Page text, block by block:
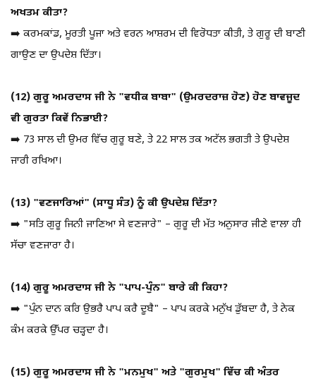
ਅਖਤਮ ਕੀਤਾ?
➡️ ਕਰਮਕਾਂਡ, ਮੂਰਤੀ ਪੂਜਾ ਅਤੇ ਵਰਨ ਆਸ਼ਰਮ ਦੀ ਵਿਰੋਧਤਾ ਕੀਤੀ, ਤੇ ਗੁਰੂ ਦੀ ਬਾਣੀ
ਗਾਉਣ ਦਾ ਉਪਦੇਸ਼ ਦਿੱਤਾ।
(12) ਗੁਰੂ ਅਮਰਦਾਸ ਜੀ ਨੇ "ਵਧੀਕ ਬਾਬਾ" (ਉਮਰਦਰਾਜ਼ ਹੋਣ) ਹੋਣ ਬਾਵਜੂਦ
ਵੀ ਗੁਰਤਾ ਕਿਵੇਂ ਨਿਭਾਈ?
➡️ 73 ਸਾਲ ਦੀ ਉਮਰ ਵਿੱਚ ਗੁਰੂ ਬਣੇ, ਤੇ 22 ਸਾਲ ਤਕ ਅਟੱਲ ਭਗਤੀ ਤੇ ਉਪਦੇਸ਼
ਜਾਰੀ ਰਖਿਆ।
(13) "ਵਣਜਾਰਿਆਂ" (ਸਾਧੂ ਸੰਤ) ਨੂੰ ਕੀ ਉਪਦੇਸ਼ ਦਿੱਤਾ?
➡️ "ਸਤਿ ਗੁਰੂ ਜਿਨੀ ਜਾਣਿਆ ਸੇ ਵਣਜਾਰੇ" – ਗੁਰੂ ਦੀ ਮੱਤ ਅਨੁਸਾਰ ਜੀਣੇ ਵਾਲਾ ਹੀ
ਸੱਚਾ ਵਣਜਾਰਾ ਹੈ।
(14) ਗੁਰੂ ਅਮਰਦਾਸ ਜੀ ਨੇ "ਪਾਪ-ਪੁੰਨ" ਬਾਰੇ ਕੀ ਕਿਹਾ?
➡️ "ਪੁੰਨ ਦਾਨ ਕਰਿ ਉਭਰੈ ਪਾਪ ਕਰੈ ਦੂਬੈ" – ਪਾਪ ਕਰਕੇ ਮਨੁੱਖ ਡੁੱਬਦਾ ਹੈ, ਤੇ ਨੇਕ
ਕੰਮ ਕਰਕੇ ਉੱਪਰ ਚੜ੍ਹਦਾ ਹੈ।
(15) ਗੁਰੂ ਅਮਰਦਾਸ ਜੀ ਨੇ "ਮਨਮੁਖ" ਅਤੇ "ਗੁਰਮੁਖ" ਵਿੱਚ ਕੀ ਅੰਤਰ